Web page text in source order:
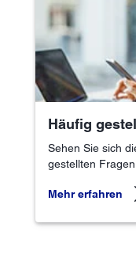
Häufig
Sehen Sie sich
gestellten Fragen
Mehr erfahren